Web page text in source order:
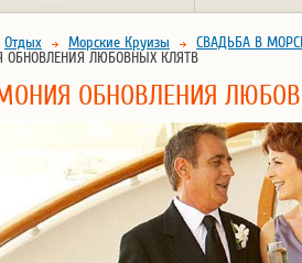
Отдых Морские Круизы
СВАДЬБА В
ОБНОВЛЕНИЯ ЛЮБОВНЫХ КЛЯТВ
ОБНОВЛЕНИЯ